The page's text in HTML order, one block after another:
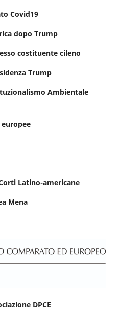
Covid19
dopo Trump
costituente cileno
Trump
Ambientale
Latino-americane
Mena
DPCE